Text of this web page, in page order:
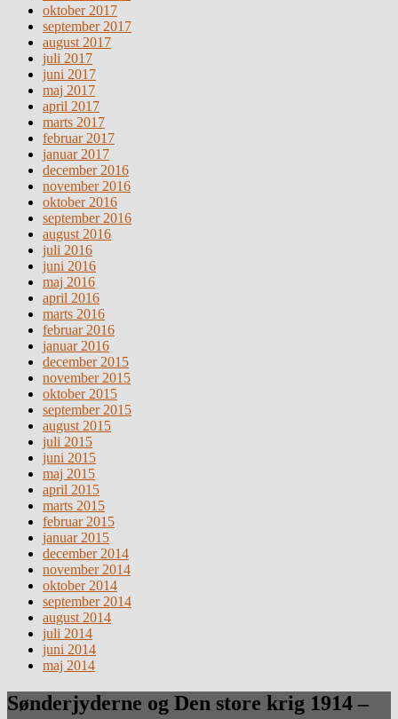
oktober 2017
september 2017
august 2017
juli 2017
juni 2017
maj 2017
april 2017
marts 2017
februar 2017
januar 2017
december 2016
november 2016
oktober 2016
september 2016
august 2016
juli 2016
juni 2016
maj 2016
april 2016
marts 2016
februar 2016
januar 2016
december 2015
november 2015
oktober 2015
september 2015
august 2015
juli 2015
juni 2015
maj 2015
april 2015
marts 2015
februar 2015
januar 2015
december 2014
november 2014
oktober 2014
september 2014
august 2014
juli 2014
juni 2014
maj 2014
Sønderjyderne og Den store krig 1914 –